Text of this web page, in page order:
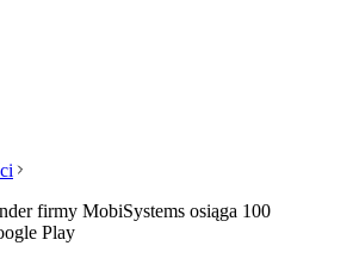
firmy MobiSystems osiąga 100
Play